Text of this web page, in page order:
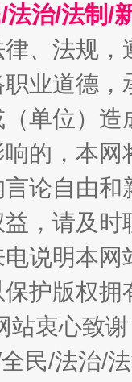
治/法制/
、法规
业道德
单位）
的，本
论自由
，请及
说明本
护版权
站衷心致
民/法治/